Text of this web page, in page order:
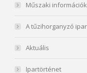
Műszaki információk
A tűzihorganyzó ipar
Aktuális
Ipartörténet